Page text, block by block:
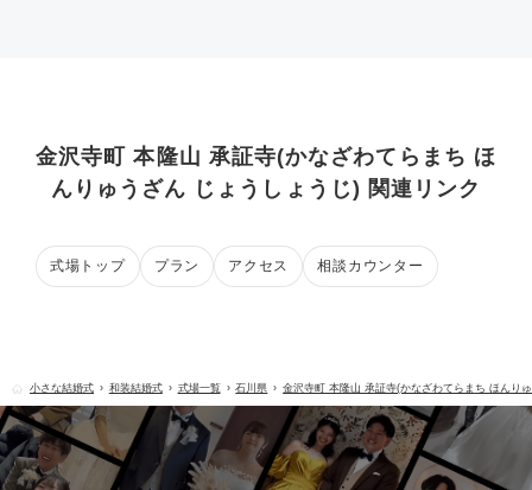
金沢寺町 本隆山 承証寺(かなざわてらまち ほ
んりゅうざん じょうしょうじ) 関連リンク
式場トップ プラン アクセス 相談カウンター
小さな結婚式 和装結婚式 式場一覧 石川県 金沢寺町 本隆山 承証寺(かなざわてらまち ほんり